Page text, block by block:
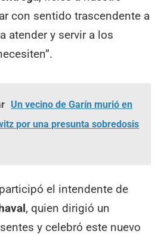
con sentido trascendente a
atender y servir a los
Un vecino de Garín murió en
por una presunta sobredosis
el intendente de
, quien dirigió un
y celebró este nuevo